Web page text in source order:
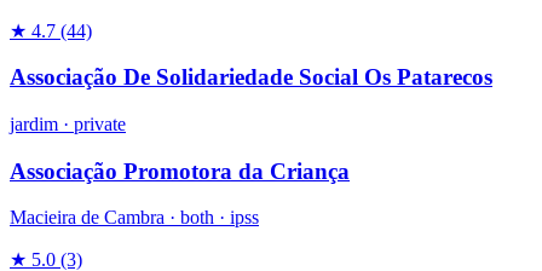
★ 4.7 (44)
Associação De Solidariedade Social Os Patarecos
jardim · private
Associação Promotora da Criança
Macieira de Cambra · both · ipss
★ 5.0 (3)